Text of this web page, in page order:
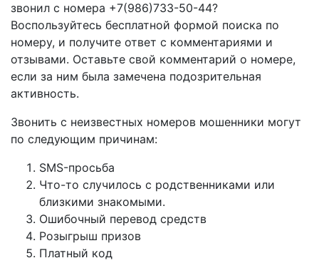
звонил с номера +7(986)733-50-44?
Воспользуйтесь бесплатной формой поиска по
номеру, и получите ответ с комментариями и
отзывами. Оставьте свой комментарий о номере,
если за ним была замечена подозрительная
активность.
Звонить с неизвестных номеров мошенники могут
по следующим причинам:
SMS-просьба
Что-то случилось с родственниками или
близкими знакомыми.
Ошибочный перевод средств
Розыгрыш призов
Платный код